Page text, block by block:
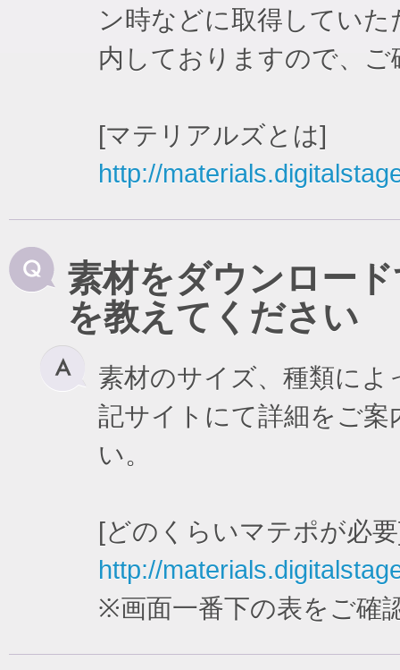
ン時などに取得してい
内しておりますので、
[マテリアルズとは]
http://
素材をダウンロー
を教えてください
素材のサイズ、種類に
記サイトにて詳細をご
い。
[どのくらいマテポが必
http://
※画面一番下の表をご確